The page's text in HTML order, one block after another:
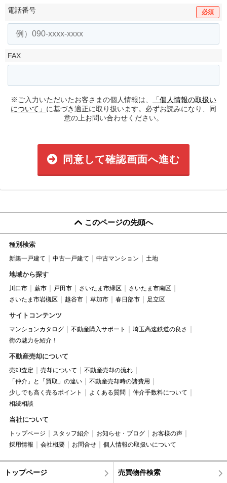
電話番号 必須
FAX
※ご入力いただいたお客さまの個人情報は、
「個人情報の取扱い
について」 に基づき適正に取り扱います。必ずお読みになり、同
意の上お問い合わせください。
同意して確認画面へ進む
このページの先頭へ
種別検索
新築一戸建て 中古一戸建て 中古マンション 土地
地域から探す
川口市 蕨市 戸田市 さいたま市緑区
さいたま市南区
さいたま市岩槻区
越谷市 草加市 春日部市 足立区
サイトコンテンツ
マンションカタログ 不動産購入サポート
埼玉高速鉄道の良さ
街の魅力を紹介！
不動産売却について
売却査定 売却について
不動産売却の流れ
「仲介」と「買取」の違い
不動産売却時の諸費用
少しでも高く売るポイント
よくある質問
仲介手数料について
相続相談
当社について
トップページ スタッフ紹介 お知らせ・ブログ
お客様の声
採用情報
会社概要 お問合せ 個人情報の取扱いについて
トップページ 売買物件検索